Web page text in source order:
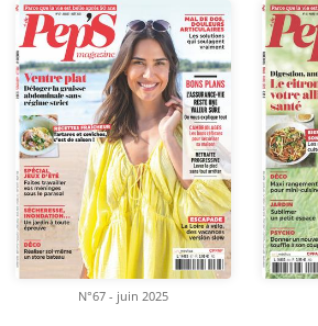
N°67 - juin 2025